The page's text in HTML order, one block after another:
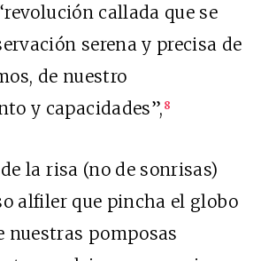
callada que se
serena y precisa de
de nuestro
y capacidades”, 8
la risa (no de sonrisas)
alfiler que pincha el globo
nuestras pomposas